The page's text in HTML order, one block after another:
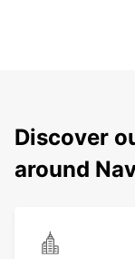
Discover
around